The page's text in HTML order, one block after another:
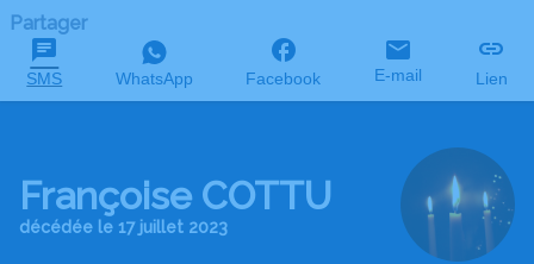
Partager
SMS WhatsApp Facebook E-mail Lien
Françoise COTTU
décédée le 17 juillet 2023